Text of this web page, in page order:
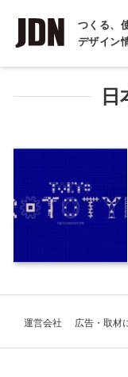
つくる、
デザイン
インタビュー
REPORT
COLUMN
運営会社 広告・取材